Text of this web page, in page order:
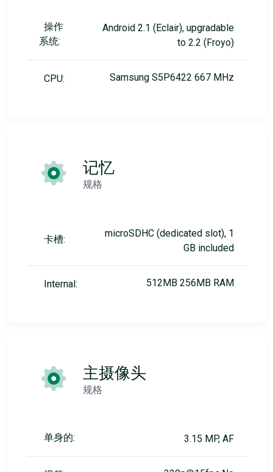
操作
系统:
Android 2.1 (Eclair), upgradable
to 2.2 (Froyo)
CPU: Samsung S5P6422 667 MHz
记忆
规格
卡槽:
microSDHC (dedicated slot), 1
GB included
Internal: 512MB 256MB RAM
主摄像头
规格
单身的: 3.15 MP, AF